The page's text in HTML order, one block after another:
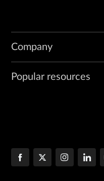
Company
Popular resources